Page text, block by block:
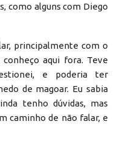
como alguns com Diego
principalmente com o
aqui fora. Teve
e poderia ter
de magoar. Eu sabia
tenho dúvidas, mas
caminho de não falar, e